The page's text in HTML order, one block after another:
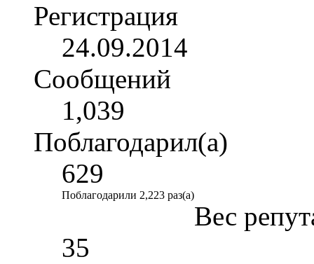
Регистрация
24.09.2014
Сообщений
1,039
Поблагодарил(а)
629
Поблагодарили 2,223 раз(а)
Вес
35